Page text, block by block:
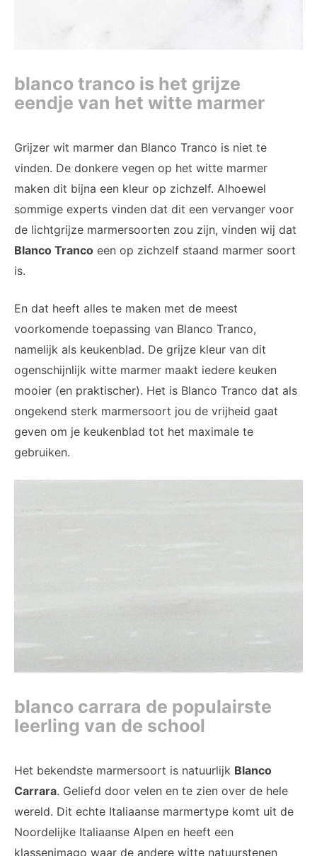
blanco tranco is het grijze
eendje van het witte marmer
Grijzer wit marmer dan Blanco Tranco is niet te
vinden. De donkere vegen op het witte marmer
maken dit bijna een kleur op zichzelf. Alhoewel
sommige experts vinden dat dit een vervanger voor
de lichtgrijze marmersoorten zou zijn, vinden wij dat
Blanco Tranco een op zichzelf staand marmer soort
is.
En dat heeft alles te maken met de meest
voorkomende toepassing van Blanco Tranco,
namelijk als keukenblad. De grijze kleur van dit
ogenschijnlijk witte marmer maakt iedere keuken
mooier (en praktischer). Het is Blanco Tranco dat als
ongekend sterk marmersoort jou de vrijheid gaat
geven om je keukenblad tot het maximale te
gebruiken.
blanco carrara de populairste
leerling van de school
Het bekendste marmersoort is natuurlijk Blanco
Carrara. Geliefd door velen en te zien over de hele
wereld. Dit echte Italiaanse marmertype komt uit de
Noordelijke Italiaanse Alpen en heeft een
klassenimago waar de andere witte natuurstenen